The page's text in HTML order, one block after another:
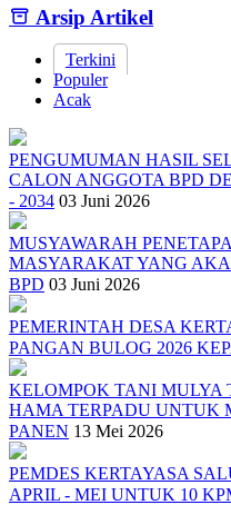
Arsip Artikel
Terkini
Populer
Acak
PENGUMUMAN HASIL
CALON ANGGOTA BPD
- 2034 03 Juni 2026
MUSYAWARAH
MASYARAKAT YANG
BPD 03 Juni 2026
PEMERINTAH DESA
PANGAN BULOG 2026
KELOMPOK TANI MULYA
HAMA TERPADU UNTUK
PANEN 13 Mei 2026
PEMDES KERTAYASA
APRIL - MEI UNTUK 10